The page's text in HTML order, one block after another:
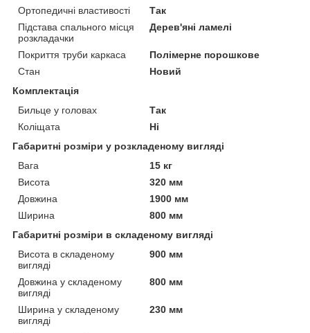
Ортопедичні властивості
Так
Підстава спального місця
розкладачки
Дерев'яні ламелі
Покриття труби каркаса
Полімерне порошкове
Стан
Новий
Комплектація
Бильце у головах
Так
Коліщата
Ні
Габаритні розміри у розкладеному вигляді
Вага
15 кг
Висота
320 мм
Довжина
1900 мм
Ширина
800 мм
Габаритні розміри в складеному вигляді
Висота в складеному
вигляді
900 мм
Довжина у складеному
вигляді
800 мм
Ширина у складеному
вигляді
230 мм